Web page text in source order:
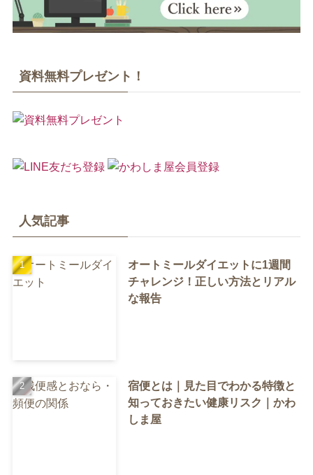
資料無料プレゼント！
人気記事
オートミールダイエットに1週間
チャレンジ！正しい方法とリアル
な報告
宿便とは｜見た目でわかる特徴と
知っておきたい健康リスク｜かわ
しま屋